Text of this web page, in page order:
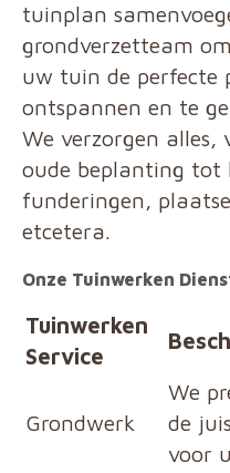
tuinplan
grondverzetteam
uw tuin de perfecte
ontspannen en te
We verzorgen
oude beplanting tot
funderingen,
etcetera.
Onze Tuinwerken
Tuinwerken
Service
Grondwerk
We
de
voor